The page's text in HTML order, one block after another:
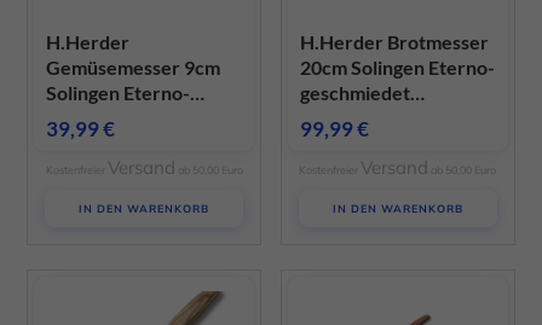
H.Herder
Gemüsemesser 9cm
Solingen Eterno-
geschmiedet PPN
schwarz
39,99€
Kostenfreier Versand ab 50,00 Euro
IN DEN WARENKORB
H.Herder Brotmesser
20cm Solingen Eterno-
geschmiedet
gedämpftes
Pflaumenholz
99,99€
Kostenfreier Versand ab 50,00 Euro
IN DEN WARENKORB